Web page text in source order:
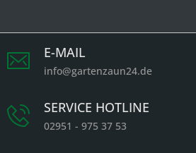
E-MAIL
info@gartenzaun24.de
SERVICE HOTLINE
02951 - 975 37 53